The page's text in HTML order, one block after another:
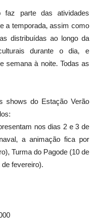
faz parte das atividades
a temporada, assim como
distribuídas ao longo da
durante o dia, e
semana à noite. Todas as
shows do Estação Verão
nos dias 2 e 3 de
a animação fica por
Turma do Pagode (10 de
fevereiro).